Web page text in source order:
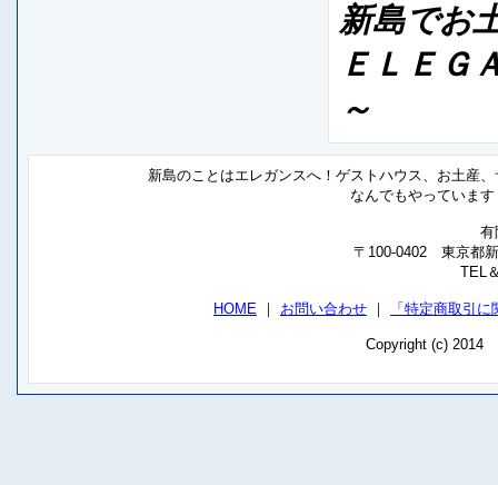
新島でお
ＥＬＥＧ
～
新島のことはエレガンスへ！ゲストハウス、お土産
なんでもやっていま
有
〒100-0402 東京都
TEL
HOME ｜ お問い合わせ ｜ 「特定商取引
Copyright (c) 2014